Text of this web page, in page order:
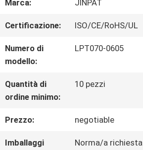
NOI
GIRO
DELLA
FABBRICA
CONTROLLO
Marca: JINPAT
Certificazione: ISO/CE/RoHS/UL
Numero di
modello:
LPT070-0605
Quantità di
ordine minimo:
10 pezzi
Prezzo: negotiable
Imballaggi
Norma/a richiesta